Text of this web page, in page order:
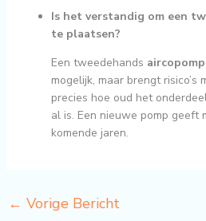
Is het verstandig om een
te plaatsen?
Een tweedehands aircopomp
mogelijk, maar brengt risico’s
precies hoe oud het
al is. Een nieuwe pomp geeft
komende jaren.
← Vorige Bericht